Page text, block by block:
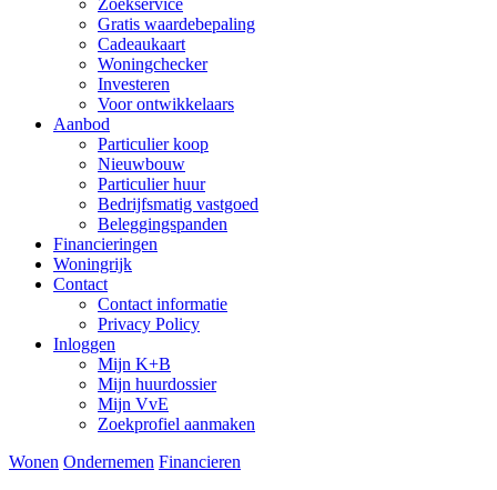
Zoekservice
Gratis waardebepaling
Cadeaukaart
Woningchecker
Investeren
Voor ontwikkelaars
Aanbod
Particulier koop
Nieuwbouw
Particulier huur
Bedrijfsmatig vastgoed
Beleggingspanden
Financieringen
Woningrijk
Contact
Contact informatie
Privacy Policy
Inloggen
Mijn K+B
Mijn huurdossier
Mijn VvE
Zoekprofiel aanmaken
Wonen Ondernemen Financieren